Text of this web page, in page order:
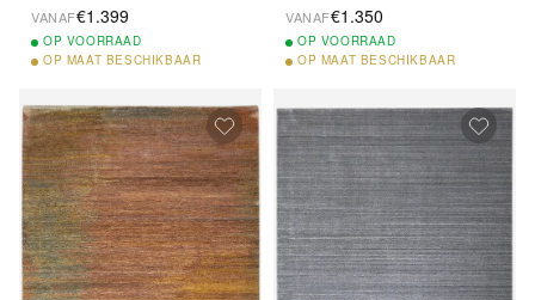
VANAF€1.399
OP VOORRAAD
OP MAAT BESCHIKBAAR
VANAF€1.350
OP VOORRAAD
OP MAAT BESCHIKBAAR